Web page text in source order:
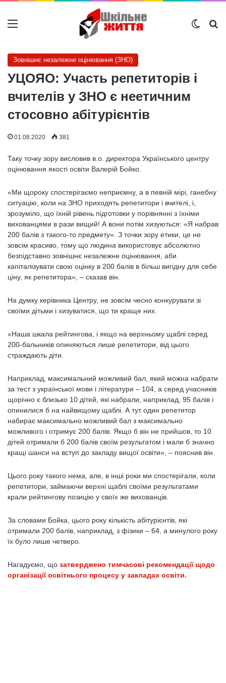
Меню
Зовнішнє незалежне оцінювання (ЗНО)
УЦОЯО: Участь репетиторів і
вчителів у ЗНО є неетичним
стосовно абітурієнтів
01.08.2020 381
Таку точку зору висловив в.о. директора Українського центру
оцінювання якості освіти Валерій Бойко.
«Ми щороку спостерігаємо неприємну, а в певній мірі, ганебну
ситуацію, коли на ЗНО приходять репетитори і вчителі, і,
зрозуміло, що їхній рівень підготовки у порівнянні з їхніми
вихованцями в рази вищий! А вони потім хизуються: «Я набрав
200 балів з такого-то предмету». З точки зору етики, це не
зовсім красиво, тому що людина використовує абсолютно
безпідставно зовнішнє незалежне оцінювання, аби
капіталізувати свою оцінку в 200 балів в більш вигідну для себе
ціну, як репетитора», – сказав він.
На думку керівника Центру, не зовсім чесно конкурувати зі
своїми дітьми і хизуватися, що ти краще них.
«Наша шкала рейтингова, і якщо на верхньому щаблі серед
200-бальників опиняються лише репетитори, від цього
страждають діти.
Наприклад, максимальний можливий бал, який можна набрати
за тест з української мови і літератури – 104, а серед учасників
щорічно є близько 10 дітей, які набрали, наприклад, 95 балів і
опинилися б на найвищому щаблі. А тут один репетитор
набирає максимально можливий бал з максимально
можливого і отримує 200 балів. Якщо б він не прийшов, то 10
дітей отримали б 200 балів своїм результатом і мали б значно
кращі шанси на вступ до закладу вищої освіти», – пояснив він.
Цього року такого нема, але, в інші роки ми спостерігали, коли
репетитори, займаючи верхні щаблі своїми результатами
крали рейтингову позицію у своїх же вихованців.
За словами Бойка, цього року кількість абітурієнтів, які
отримали 200 балів, наприклад, з фізики – 64, а минулого року
їх було лише четверо.
Нагадуємо, що затверджено тимчасові рекомендації щодо
організації освітнього процесу у закладах освіти.